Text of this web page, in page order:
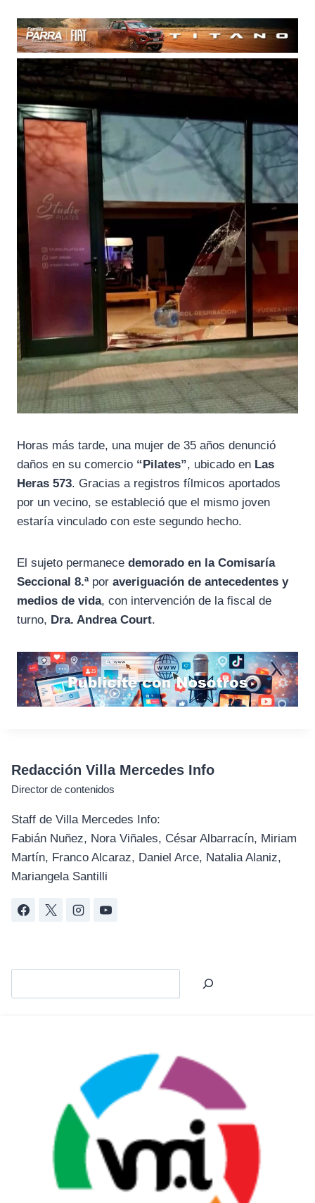
Horas más tarde, una mujer de 35 años denunció
daños en su comercio “Pilates”, ubicado en Las
Heras 573. Gracias a registros fílmicos aportados
por un vecino, se estableció que el mismo joven
estaría vinculado con este segundo hecho.
El sujeto permanece demorado en la Comisaría
Seccional 8.ªpor averiguación de antecedentes y
medios de vida, con intervención de la fiscal de
turno, Dra. Andrea Court.
Redacción Villa Mercedes Info
Director de contenidos
Staff de Villa Mercedes Info:
Fabián Nuñez, Nora Viñales, César Albarracín, Miriam
Martín, Franco Alcaraz, Daniel Arce, Natalia Alaniz,
Mariangela Santilli